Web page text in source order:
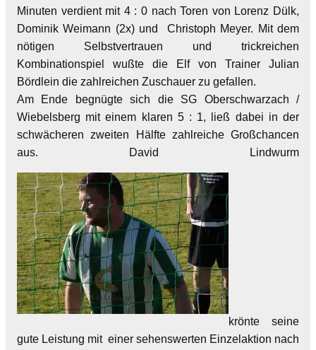
Minuten verdient mit 4 : 0 nach Toren von Lorenz Dülk,
Dominik Weimann (2x) und Christoph Meyer. Mit dem
nötigen Selbstvertrauen und trickreichen
Kombinationspiel wußte die Elf von Trainer Julian
Bördlein die zahlreichen Zuschauer zu gefallen.
Am Ende begnügte sich die SG Oberschwarzach /
Wiebelsberg mit einem klaren 5 : 1, ließ dabei in der
schwächeren zweiten Hälfte zahlreiche Großchancen
aus. David Lindwurm
krönte seine
gute Leistung mit einer sehenswerten Einzelaktion nach